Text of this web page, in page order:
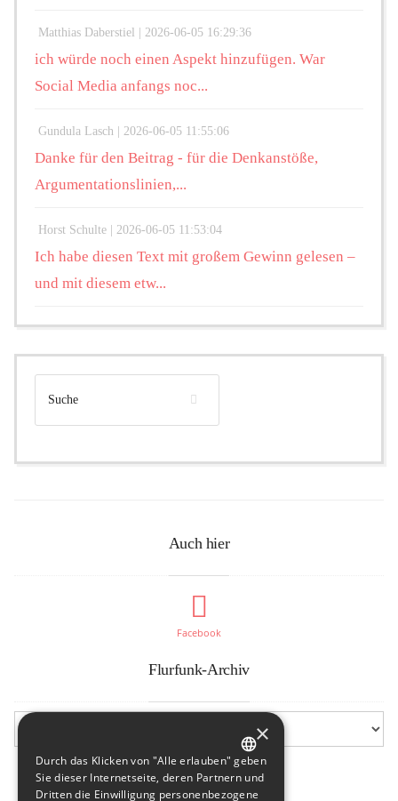
Matthias Daberstiel | 2026-06-05 16:29:36
ich würde noch einen Aspekt hinzufügen. War
Social Media anfangs noc...
Gundula Lasch | 2026-06-05 11:55:06
Danke für den Beitrag - für die Denkanstöße,
Argumentationslinien,...
Horst Schulte | 2026-06-05 11:53:04
Ich habe diesen Text mit großem Gewinn gelesen –
und mit diesem etw...
Auch hier
Facebook
Flurfunk-Archiv
GERMAN
×
Durch das Klicken von "Alle erlauben" geben
Sie dieser Internetseite, deren Partnern und
Dritten die Einwilligung personenbezogene